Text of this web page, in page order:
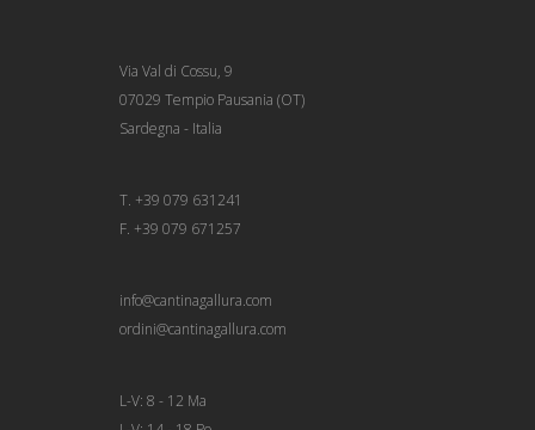
Via Val di Cossu, 9
07029 Tempio Pausania (OT)
Sardegna - Italia
T. +39 079 631241
F. +39 079 671257
info@cantinagallura.com
ordini@cantinagallura.com
L-V: 8 - 12 Ma